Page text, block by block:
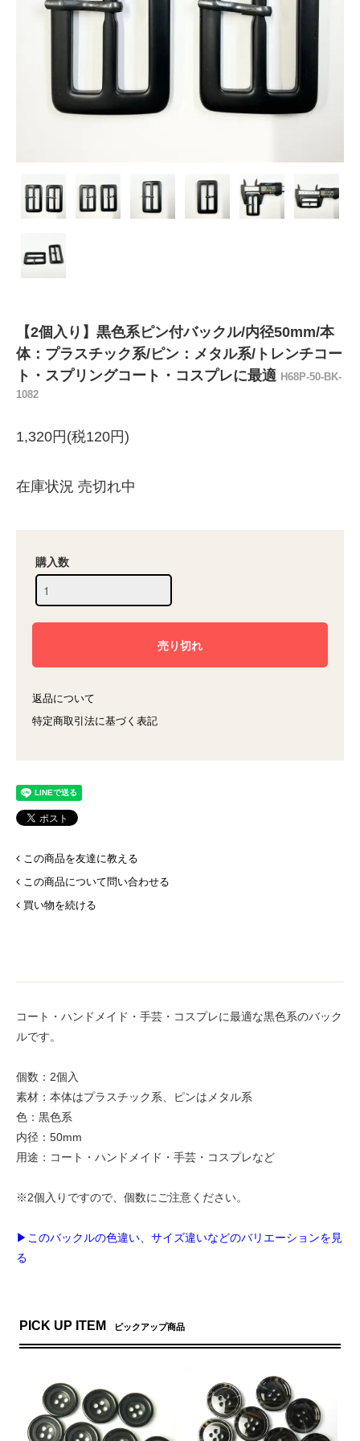
【2個入り】黒色系ピン付バックル/内径50mm/本
体：プラスチック系/ピン：メタル系/トレンチコー
ト・スプリングコート・コスプレに最適 H68P-50-BK-
1082
1,320円(税120円)
在庫状況 売切れ中
購入数
返品について
特定商取引法に基づく表記
この商品を友達に教える
この商品について問い合わせる
買い物を続ける
コート・ハンドメイド・手芸・コスプレに最適な黒色系のバック
ルです。
個数：2個入
素材：本体はプラスチック系、ピンはメタル系
色：黒色系
内径：50mm
用途：コート・ハンドメイド・手芸・コスプレなど
※2個入りですので、個数にご注意ください。
▶このバックルの色違い、サイズ違いなどのバリエーションを見
る
PICK UP ITEM ピックアップ商品